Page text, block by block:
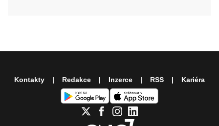
Kontakty Redakce Inzerce RSS Kariéra